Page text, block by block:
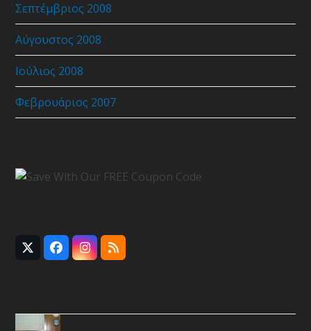
Σεπτέμβριος 2008
Αύγουστος 2008
Ιούλιος 2008
Φεβρουάριος 2007
Twitter
(deprecated)
Facebook
Instagram
RSS